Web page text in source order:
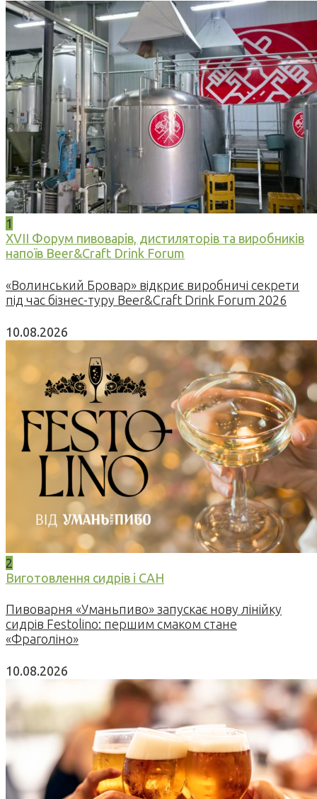
1
XVII Форум пивоварів, дистиляторів та виробників
напоїв Beer&Craft Drink Forum
«Волинський Бровар» відкриє виробничі секрети
під час бізнес-туру Beer&Craft Drink Forum 2026
10.08.2026
2
Виготовлення сидрів і САН
Пивоварня «Уманьпиво» запускає нову лінійку
сидрів Festolino: першим смаком стане
«Фраголіно»
10.08.2026